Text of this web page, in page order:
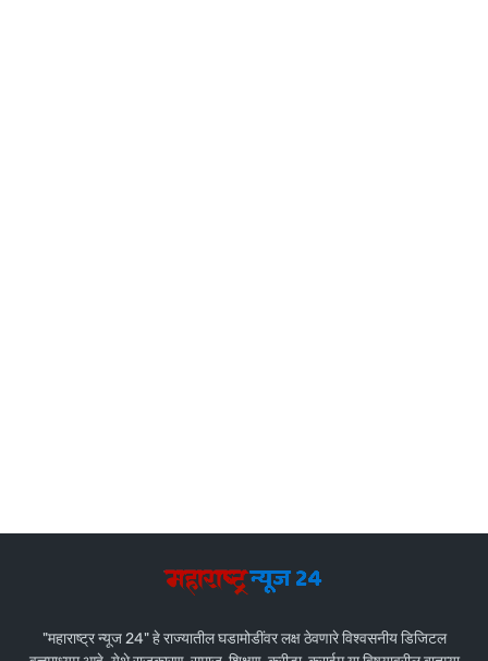
"महाराष्ट्र न्यूज 24" हे राज्यातील घडामोडींवर लक्ष ठेवणारे विश्वसनीय डिजिटल